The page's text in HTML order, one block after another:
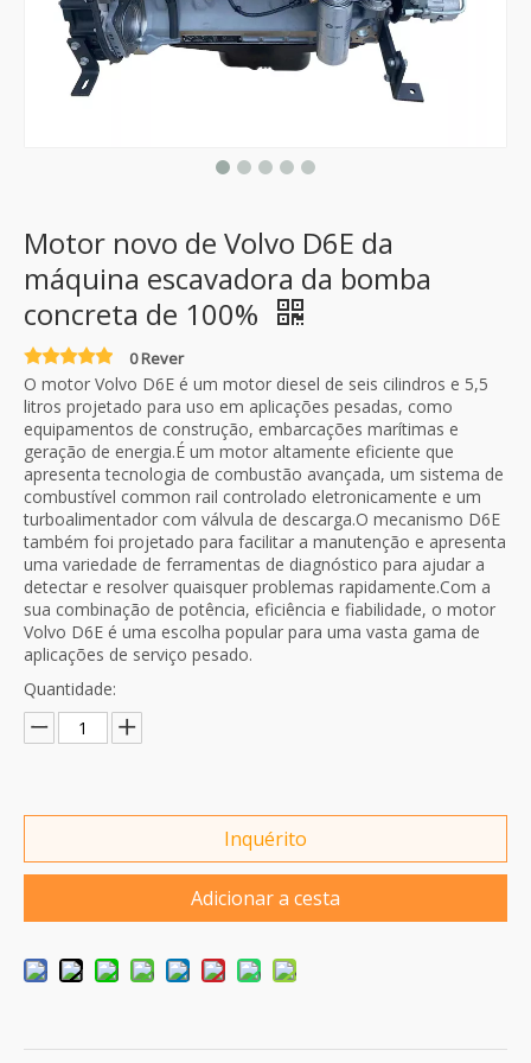
Motor novo de Volvo D6E da
máquina escavadora da bomba
concreta de 100%
0 Rever
O motor Volvo D6E é um motor diesel de seis cilindros e 5,5
litros projetado para uso em aplicações pesadas, como
equipamentos de construção, embarcações marítimas e
geração de energia.É um motor altamente eficiente que
apresenta tecnologia de combustão avançada, um sistema de
combustível common rail controlado eletronicamente e um
turboalimentador com válvula de descarga.O mecanismo D6E
também foi projetado para facilitar a manutenção e apresenta
uma variedade de ferramentas de diagnóstico para ajudar a
detectar e resolver quaisquer problemas rapidamente.Com a
sua combinação de potência, eficiência e fiabilidade, o motor
Volvo D6E é uma escolha popular para uma vasta gama de
aplicações de serviço pesado.
Quantidade:
Inquérito
Adicionar a cesta